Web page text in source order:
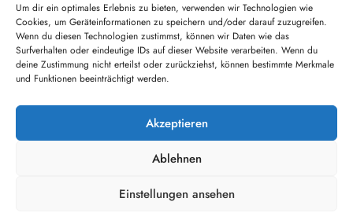
Um dir ein optimales Erlebnis zu bieten, verwenden wir Technologien wie
Cookies, um Geräteinformationen zu speichern und/oder darauf zuzugreifen.
Wenn du diesen Technologien zustimmst, können wir Daten wie das
Surfverhalten oder eindeutige IDs auf dieser Website verarbeiten. Wenn du
deine Zustimmung nicht erteilst oder zurückziehst, können bestimmte Merkmale
und Funktionen beeinträchtigt werden.
Akzeptieren
Ablehnen
Einstellungen ansehen
aqua-global
Mietspiegel Wesel